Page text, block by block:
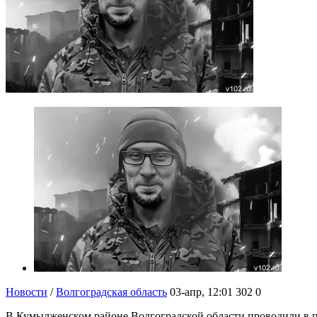
Новости /Волгоградская область 03-апр, 12:01 302 0